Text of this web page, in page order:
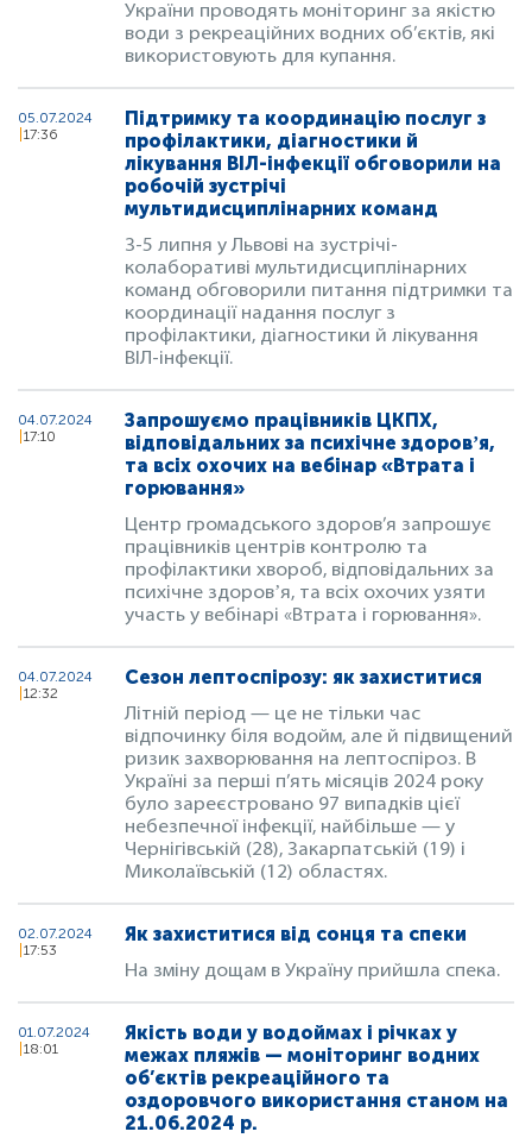
України проводять моніторинг за якістю
води з рекреаційних водних об’єктів, які
використовують для купання.
05.07.2024
17:36
Підтримку та координацію послуг з
профілактики, діагностики й
лікування ВІЛ-інфекції обговорили на
робочій зустрічі
мультидисциплінарних команд
3-5 липня у Львові на зустрічі-
колаборативі мультидисциплінарних
команд обговорили питання підтримки та
координації надання послуг з
профілактики, діагностики й лікування
ВІЛ-інфекції.
04.07.2024
17:10
Запрошуємо працівників ЦКПХ,
відповідальних за психічне здоровʼя,
та всіх охочих на вебінар «Втрата і
горювання»
Центр громадського здоров’я запрошує
працівників центрів контролю та
профілактики хвороб, відповідальних за
психічне здоровʼя, та всіх охочих узяти
участь у вебінарі «Втрата і горювання».
04.07.2024
12:32
Сезон лептоспірозу: як захиститися
Літній період — це не тільки час
відпочинку біля водойм, але й підвищений
ризик захворювання на лептоспіроз. В
Україні за перші п’ять місяців 2024 року
було зареєстровано 97 випадків цієї
небезпечної інфекції, найбільше — у
Чернігівській (28), Закарпатській (19) і
Миколаївській (12) областях.
02.07.2024
17:53
Як захиститися від сонця та спеки
На зміну дощам в Україну прийшла спека.
01.07.2024
18:01
Якість води у водоймах і річках у
межах пляжів — моніторинг водних
об’єктів рекреаційного та
оздоровчого використання станом на
21.06.2024 р.